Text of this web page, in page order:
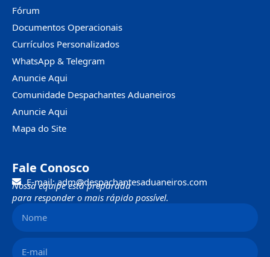
Fórum
Documentos Operacionais
Currículos Personalizados
WhatsApp & Telegram
Anuncie Aqui
Comunidade Despachantes Aduaneiros
Anuncie Aqui
Mapa do Site
Fale Conosco
E-mail: adm@despachantesaduaneiros.com
Nossa equipe está preparada
para responder o mais rápido possível.